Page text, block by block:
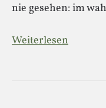
nie gesehen: im
Weiterlesen